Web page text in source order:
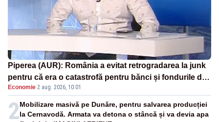
Piperea (AUR): România a evitat retrogradarea la junk
pentru că era o catastrofă pentru bănci și fondurile de
pensii
Economie·2 aug. 2026, 10:01
2Mobilizare masivă pe Dunăre, pentru salvarea producției
la Cernavodă. Armata va detona o stâncă și va devia apa